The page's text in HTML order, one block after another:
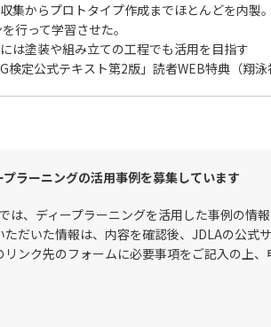
収集からプロトタイプ作成までほとんどを内
行って学習させた。
は塗装や組み立ての工程でも活用を目指す
検定公式テキスト第2版」読者WEB特典（翔
プラーニングの活用事例を募集しています
は、ディープラーニングを活用した事例の情報
ただいた情報は、内容を確認後、JDLAの公式
リンク先のフォームに必要事項をご記入の上、